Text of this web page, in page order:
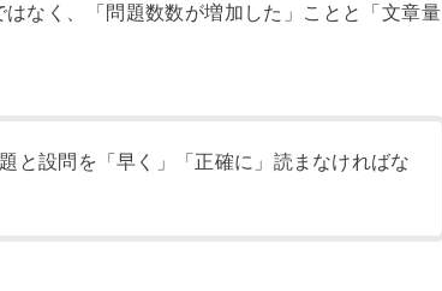
なく、「問題数数が増加した」ことと「文章量
と設問を「早く」「正確に」読まなければな